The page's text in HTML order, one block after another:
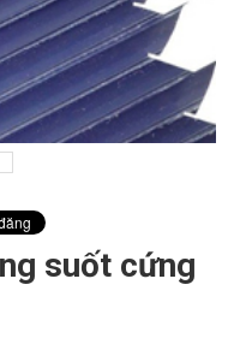
suốt cứng